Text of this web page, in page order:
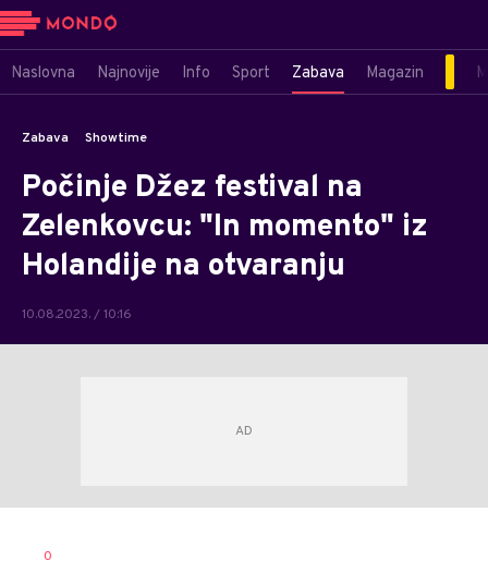
Naslovna Najnovije Info Sport Zabava Magazin
Zabava Showtime
Počinje Džez festival na
Zelenkovcu: "In momento" iz
Holandije na otvaranju
10.08.2023. / 10:16
AUTOR
0